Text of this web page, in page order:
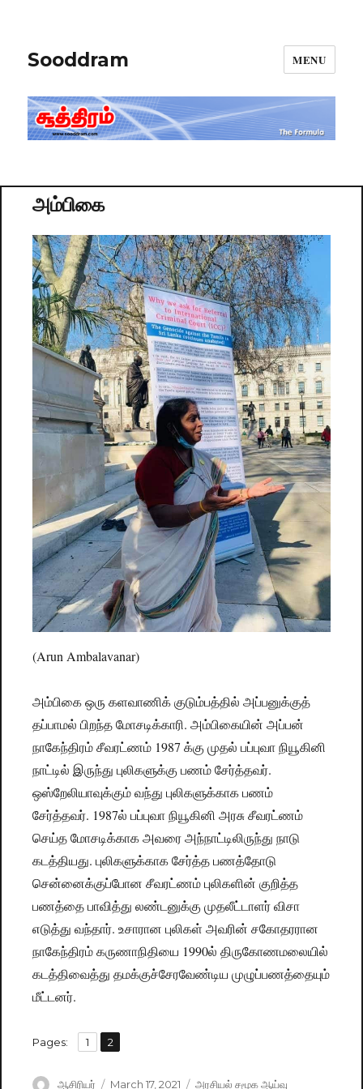
Sooddram MENU
அம்பிகை
(Arun Ambalavanar)
அம்பிகை ஒரு களவாணிக் குடும்பத்தில் அப்பனுக்குத்
தப்பாமல் பிறந்த மோசடிக்காரி. அம்பிகையின் அப்பன்
நாகேந்திரம் சீவரட்ணம் 1987 க்கு முதல் பப்புவா நியூகினி
நாட்டில் இருந்து புலிகளுக்கு பணம் சேர்த்தவர்.
ஒஸ்றேலியாவுக்கும் வந்து புலிகளுக்காக பணம்
சேர்த்தவர். 1987ல் பப்புவா நியூகினி அரசு சீவரட்ணம்
செய்த மோசடிக்காக அவரை அந்நாட்டிலிருந்து நாடு
கடத்தியது. புலிகளுக்காக சேர்த்த பணத்தோடு
சென்னைக்குப்போன சீவரட்ணம் புலிகளின் குறித்த
பணத்தை பாவித்து லண்டனுக்கு முதலீட்டாளர் விசா
எடுத்து வந்தார். உசாரான புலிகள் அவரின் சகோதரரான
நாகேந்திரம் கருணாநிதியை 1990ல் திருகோணமலையில்
கடத்திவைத்து தமக்குச்சேரவேண்டிய முழுப்பணத்தையும்
மீட்டனர்.
Pages: Page
1 ,
Page
2
Author
ஆசிரியர்
Posted
March 17, 2021 Categories
அரசியல் சமூக ஆய்வு